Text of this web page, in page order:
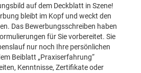
auf dem Deckblatt in Szene!
bleibt im Kopf und weckt den
Das Bewerbungsschreiben haben
für Sie vorbereitet. Sie
nur noch Ihre persönlichen
Beiblatt „Praxiserfahrung“
Kenntnisse, Zertifikate oder